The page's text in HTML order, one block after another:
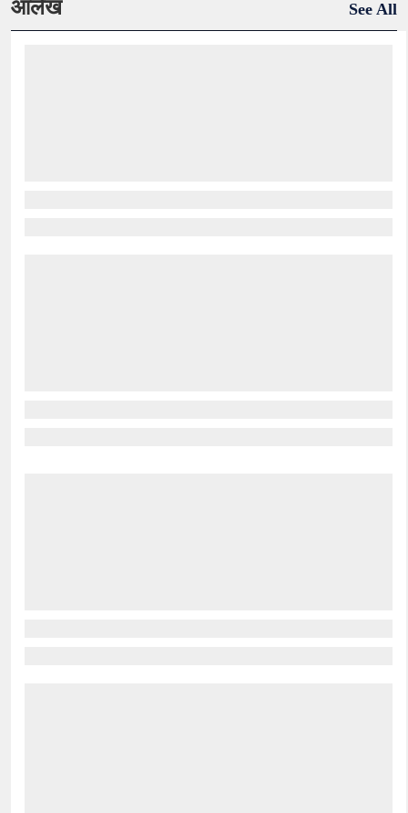
आलेख See All